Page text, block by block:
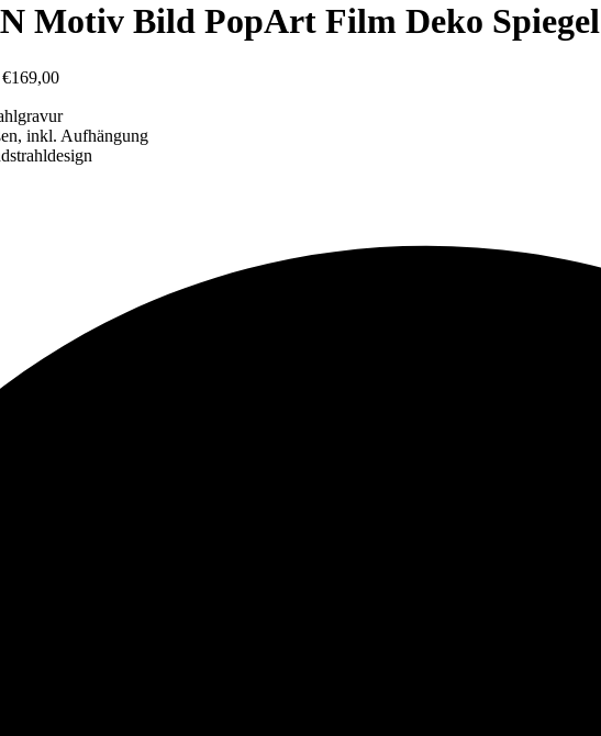
Motiv Bild PopArt Film Deko Spiegel
inkl. Aufhängung